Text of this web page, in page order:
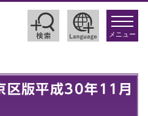
toggle
メニュー
区版平成30年11月